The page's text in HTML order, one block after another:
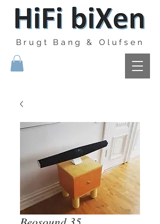
Brugt Bang & Olufsen